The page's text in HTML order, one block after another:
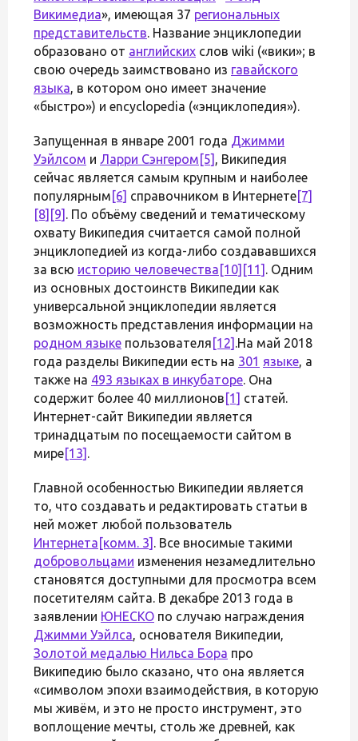
Викимедиа», имеющая 37 региональных
представительств. Название энциклопедии
образовано от английских слов wiki («вики»; в
свою очередь заимствовано из гавайского
языка, в котором оно имеет значение
«быстро») и encyclopedia («энциклопедия»).
Запущенная в январе 2001 года Джимми
Уэйлсом и Ларри Сэнгером [5] , Википедия
сейчас является самым крупным и наиболее
популярным [6] справочником в Интернете[7]
[8] [9] . По объёму сведений и тематическому
охвату Википедия считается самой полной
энциклопедией из когда-либо создававшихся
за всю историю человечества [10] [11] . Одним
из основных достоинств Википедии как
универсальной энциклопедии является
возможность представления информации на
родном языке пользователя [12] .На май 2018
года разделы Википедии есть на 301 языке, а
также на 493 языках в инкубаторе. Она
содержит более 40 миллионов [1] статей.
Интернет-сайт Википедии является
тринадцатым по посещаемости сайтом в
мире[13] .
Главной особенностью Википедии является
то, что создавать и редактировать статьи в
ней может любой пользователь
Интернета [комм. 3] . Все вносимые такими
добровольцами изменения незамедлительно
становятся доступными для просмотра всем
посетителям сайта. В декабре 2013 года в
заявлении ЮНЕСКО по случаю награждения
Джимми Уэйлса, основателя Википедии,
Золотой медалью Нильса Бора про
Википедию было сказано, что она является
«символом эпохи взаимодействия, в которую
мы живём, и это не просто инструмент, это
воплощение мечты, столь же древней, как